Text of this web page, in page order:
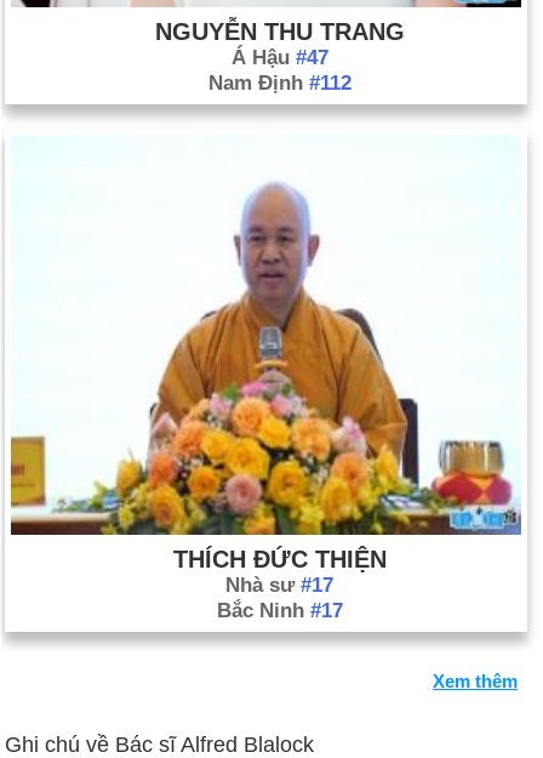
NGUYỄN THU TRANG
Á Hậu #47
Nam Định #112
THÍCH ĐỨC THIỆN
Nhà sư #17
Bắc Ninh #17
Xem thêm
Ghi chú về Bác sĩ Alfred Blalock